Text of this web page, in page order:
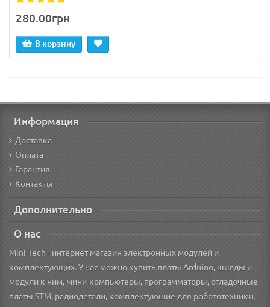
280.00грн
В корзину
Информация
Доставка
Оплата
Гарантия
Контакты
Дополнительно
О нас
Mini-Tech - интернет магазин электронных модулей и
комплектующих. У нас можно купить платы Arduino, шилды и
модули к ним, мини-компьютеры, программаторы, отладочные
платы STM, радиодетали, комплектующие для робототехники,